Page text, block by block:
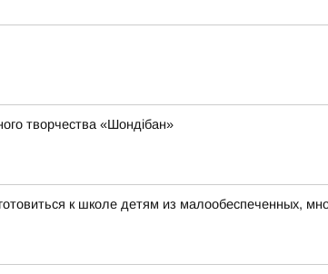
творчества «Шондібан»
к школе детям из малообеспеченных,